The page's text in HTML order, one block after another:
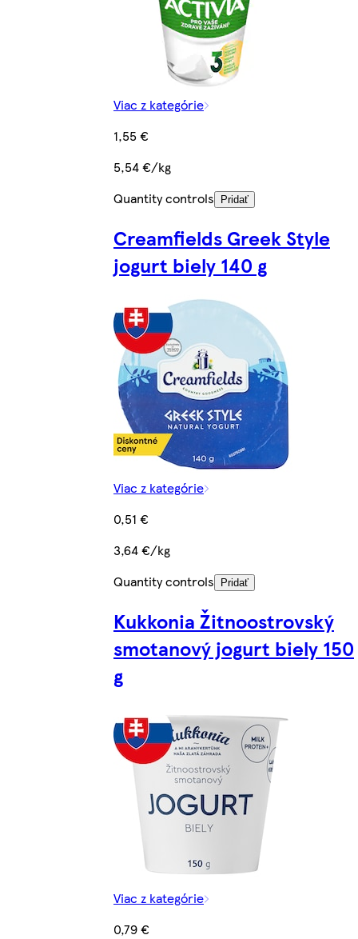
Viac z kategórie
1,55 €
5,54 €/kg
Quantity controls
Pridať
Creamfields Greek Style
jogurt biely 140 g
Viac z kategórie
0,51 €
3,64 €/kg
Quantity controls
Pridať
Kukkonia Žitnoostrovský
smotanový jogurt biely 150
g
Viac z kategórie
0,79 €